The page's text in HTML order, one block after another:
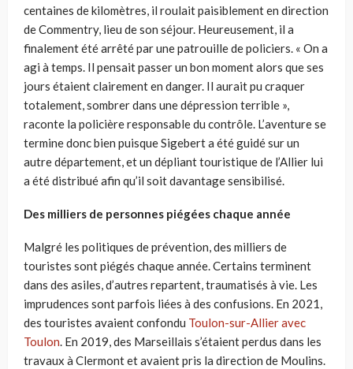
centaines de kilomètres, il roulait paisiblement en direction
de Commentry, lieu de son séjour. Heureusement, il a
finalement été arrêté par une patrouille de policiers. « On a
agi à temps. Il pensait passer un bon moment alors que ses
jours étaient clairement en danger. Il aurait pu craquer
totalement, sombrer dans une dépression terrible »,
raconte la policière responsable du contrôle. L’aventure se
termine donc bien puisque Sigebert a été guidé sur un
autre département, et un dépliant touristique de l’Allier lui
a été distribué afin qu’il soit davantage sensibilisé.
Des milliers de personnes piégées chaque année
Malgré les politiques de prévention, des milliers de
touristes sont piégés chaque année. Certains terminent
dans des asiles, d’autres repartent, traumatisés à vie. Les
imprudences sont parfois liées à des confusions. En 2021,
des touristes avaient confondu Toulon-sur-Allier avec
Toulon. En 2019, des Marseillais s’étaient perdus dans les
travaux à Clermont et avaient pris la direction de Moulins.